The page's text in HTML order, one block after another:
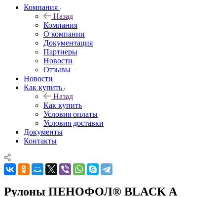
Компания
Назад
Компания
О компании
Документация
Партнеры
Новости
Отзывы
Новости
Как купить
Назад
Как купить
Условия оплаты
Условия доставки
Документы
Контакты
Рулоны ПЕНОФОЛ® BLACK A